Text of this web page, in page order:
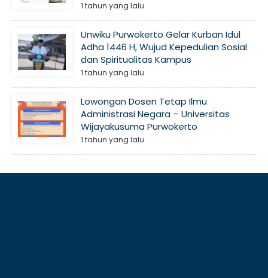
1 tahun yang lalu
Unwiku Purwokerto Gelar Kurban Idul
Adha 1446 H, Wujud Kepedulian Sosial
dan Spiritualitas Kampus
1 tahun yang lalu
Lowongan Dosen Tetap Ilmu
Administrasi Negara – Universitas
Wijayakusuma Purwokerto
1 tahun yang lalu